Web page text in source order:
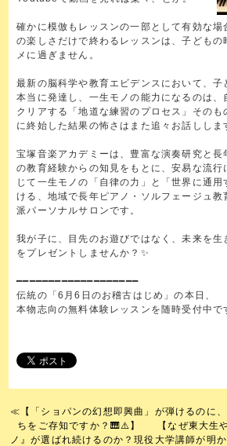
確かに模倣もレッスンの一部として有効な場
の楽しさだけで終わるレッスンは、子どもの
メに過ぎません。
最新の脳科学や教育エビデンスにおいて、子
本当に発達し、一生モノの能力になるのは、
クリアする「地道な練習のプロセス」そのも
に終始した結果の怖さはまた追々お話ししま
宝塚音楽アカデミーは、豊富な演奏研究と長
の教育経験からの知見をもとに、安易な流行
じて一生モノの「自律の力」と「世界に通
ける、地域で長年ピアノ・ソルフェージュ教
派パーソナルサロンです。
我が子に、目先のお遊びではなく、未来を生
をプレゼントしませんか？✨
━━━━━━━━━━━━━━━━━━━
伝統の「6月6日のお稽古はじめ」の本日、
本物志向の無料体験レッスンを随時受付中で
≪ 【「ショパンの幻想即興曲」が弾けるのに
ちをご存知ですか？🎹⚠️】
【なぜ東大生
ノ』が選ばれ続けるのか？現役大学講師が明